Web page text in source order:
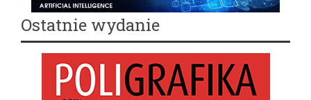
Ostatnie wydanie